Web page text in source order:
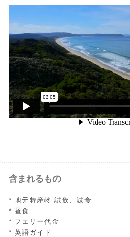
含まれるもの
* 地元特産物 試飲、試食
* 昼食
* フェリー代金
* 英語ガイド